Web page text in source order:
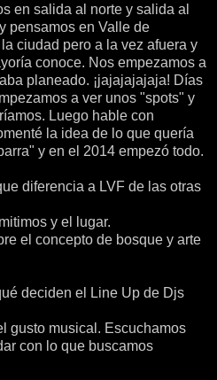
en salida al norte y salida al
pensamos en Valle de
ciudad pero a la vez afuera y
conoce. Nos empezamos a
planeado. ¡jajajajajaja! Días
a ver unos "spots" y
Luego hable con
la idea de lo que quería
y en el 2014 empezó todo.
diferencia a LVF de las otras
y el lugar.
el concepto de bosque y arte
deciden el Line Up de Djs
gusto musical. Escuchamos
con lo que buscamos